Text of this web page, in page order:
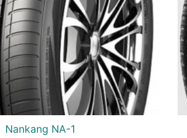
Nankang NA-1